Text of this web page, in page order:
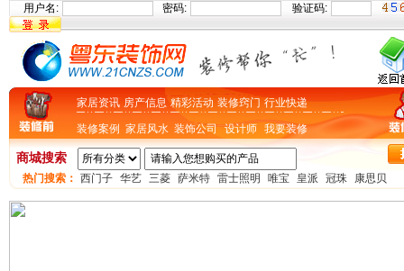
用户名: 密码: 验证码:
家居资讯 房产信息 精彩活动 装修窍门 行业快递
装修案例 家居风水 装饰公司 设计师 我要装修
商城搜索
热门搜索： 西门子 华艺 三菱 萨米特 雷士照明 唯宝 皇派 冠珠 康思贝